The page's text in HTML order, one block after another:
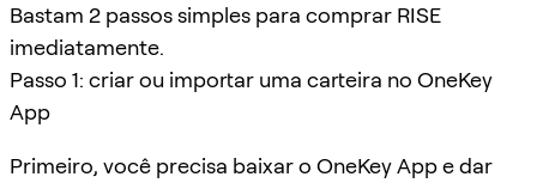
Bastam 2 passos simples para comprar RISE
imediatamente.
Passo 1: criar ou importar uma carteira no OneKey
App
Primeiro, você precisa baixar o OneKey App e dar